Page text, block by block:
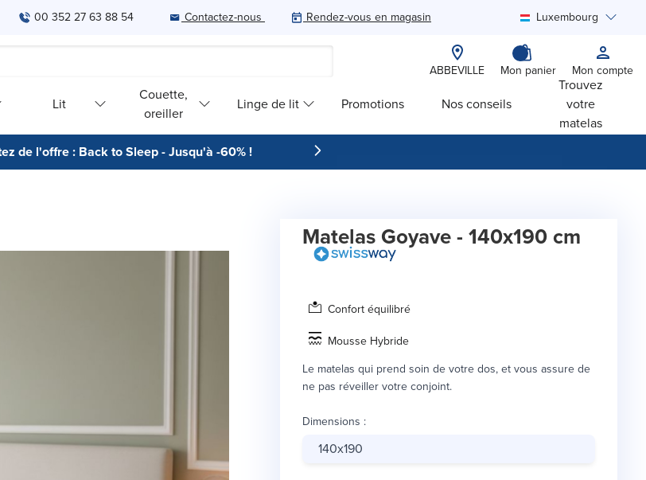
00 352 27 63 88 54 Contactez-nous Rendez-vous en magasin Luxembourg
ABBEVILLE Mon panier Mon compte
Lit
Couette,
oreiller
Linge de lit Promotions Nos conseils
Trouvez
votre
matelas
de l'offre : Back to Sleep - Jusqu'à -60% !
Matelas Goyave - 140x190 cm
Confort équilibré
Mousse Hybride
Le matelas qui prend soin de votre dos, et vous assure de
ne pas réveiller votre conjoint.
Dimensions :
140x190